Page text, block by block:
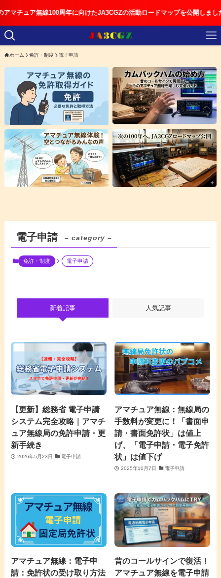
ア無線100周年に向けたJA3CGZの活動ロードマップを公開しました
ホーム 免許・制度 電子申請
電子申請 – category –
免許・制度 電子申請
新着記事 人気記事
【更新】総務省 電子申請
システム完全攻略｜アマチ
ュア無線局の免許申請・更
新手続き
2026年5月23日 電子申請
アマチュア無線：無線局の
手数料が変更に！「書面申
請・書面免許状」は値上
げ、「電子申請・電子免許
状」は値下げ
2025年10月7日 電子申請
アマチュア無線：電子申
請：免許状の受け取り方法
昔のコールサインで復活！
アマチュア無線を電子申請